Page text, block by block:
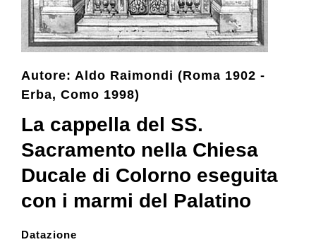
Accessibilità
English
Autore: Aldo Raimondi (Roma 1902 -
Erba, Como 1998)
La cappella del SS.
Sacramento nella Chiesa
Ducale di Colorno eseguita
con i marmi del Palatino
Datazione